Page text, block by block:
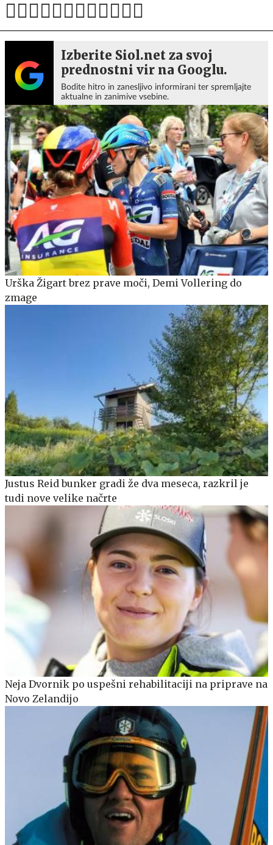
Izberite Siol.net za svoj
prednostni vir na Googlu.
Bodite hitro in zanesljivo informirani ter spremljajte
aktualne in zanimive vsebine.
Urška Žigart brez prave moči, Demi Vollering do
zmage
Justus Reid bunker gradi že dva meseca, razkril je
tudi nove velike načrte
Neja Dvornik po uspešni rehabilitaciji na priprave na
Novo Zelandijo